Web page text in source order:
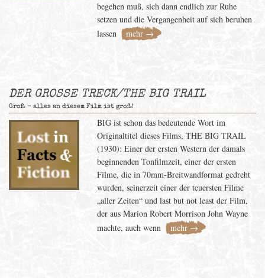
begehen muß, sich dann endlich zur Ruhe
setzen und die Vergangenheit auf sich beruhen
lassen
mehr →
DER GROSSE TRECK/THE BIG TRAIL
Groß - alles an diesem Film ist groß!
BIG ist schon das bedeutende Wort im
Originaltitel dieses Films, THE BIG TRAIL
(1930): Einer der ersten Western der damals
beginnenden Tonfilmzeit, einer der ersten
Filme, die in 70mm-Breitwandformat gedreht
wurden, seinerzeit einer der teuersten Filme
„aller Zeiten“ und last but not least der Film,
der aus Marion Robert Morrison John Wayne
machte, auch wenn
mehr →